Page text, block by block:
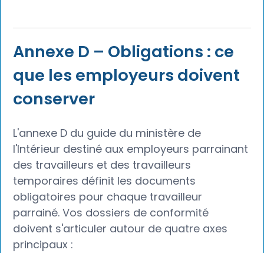
Annexe D – Obligations : ce
que les employeurs doivent
conserver
L'annexe D du guide du ministère de
l'Intérieur destiné aux employeurs parrainant
des travailleurs et des travailleurs
temporaires définit les documents
obligatoires pour chaque travailleur
parrainé. Vos dossiers de conformité
doivent s'articuler autour de quatre axes
principaux :